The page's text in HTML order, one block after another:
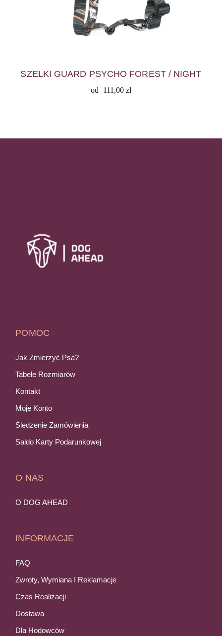
SZELKI GUARD PSYCHO FOREST / NIGHT
od 111,00 zł
POMOC
Jak Zmierzyć Psa?
Tabele Rozmiarów
Kontakt
Moje Konto
Śledzenie Zamówienia
Saldo Karty Podarunkowej
O NAS
O DOG AHEAD
INFORMACJE
FAQ
Zwroty, Wymiana I Reklamacje
Czas Realizacji
Dostawa
Dla Hodowców